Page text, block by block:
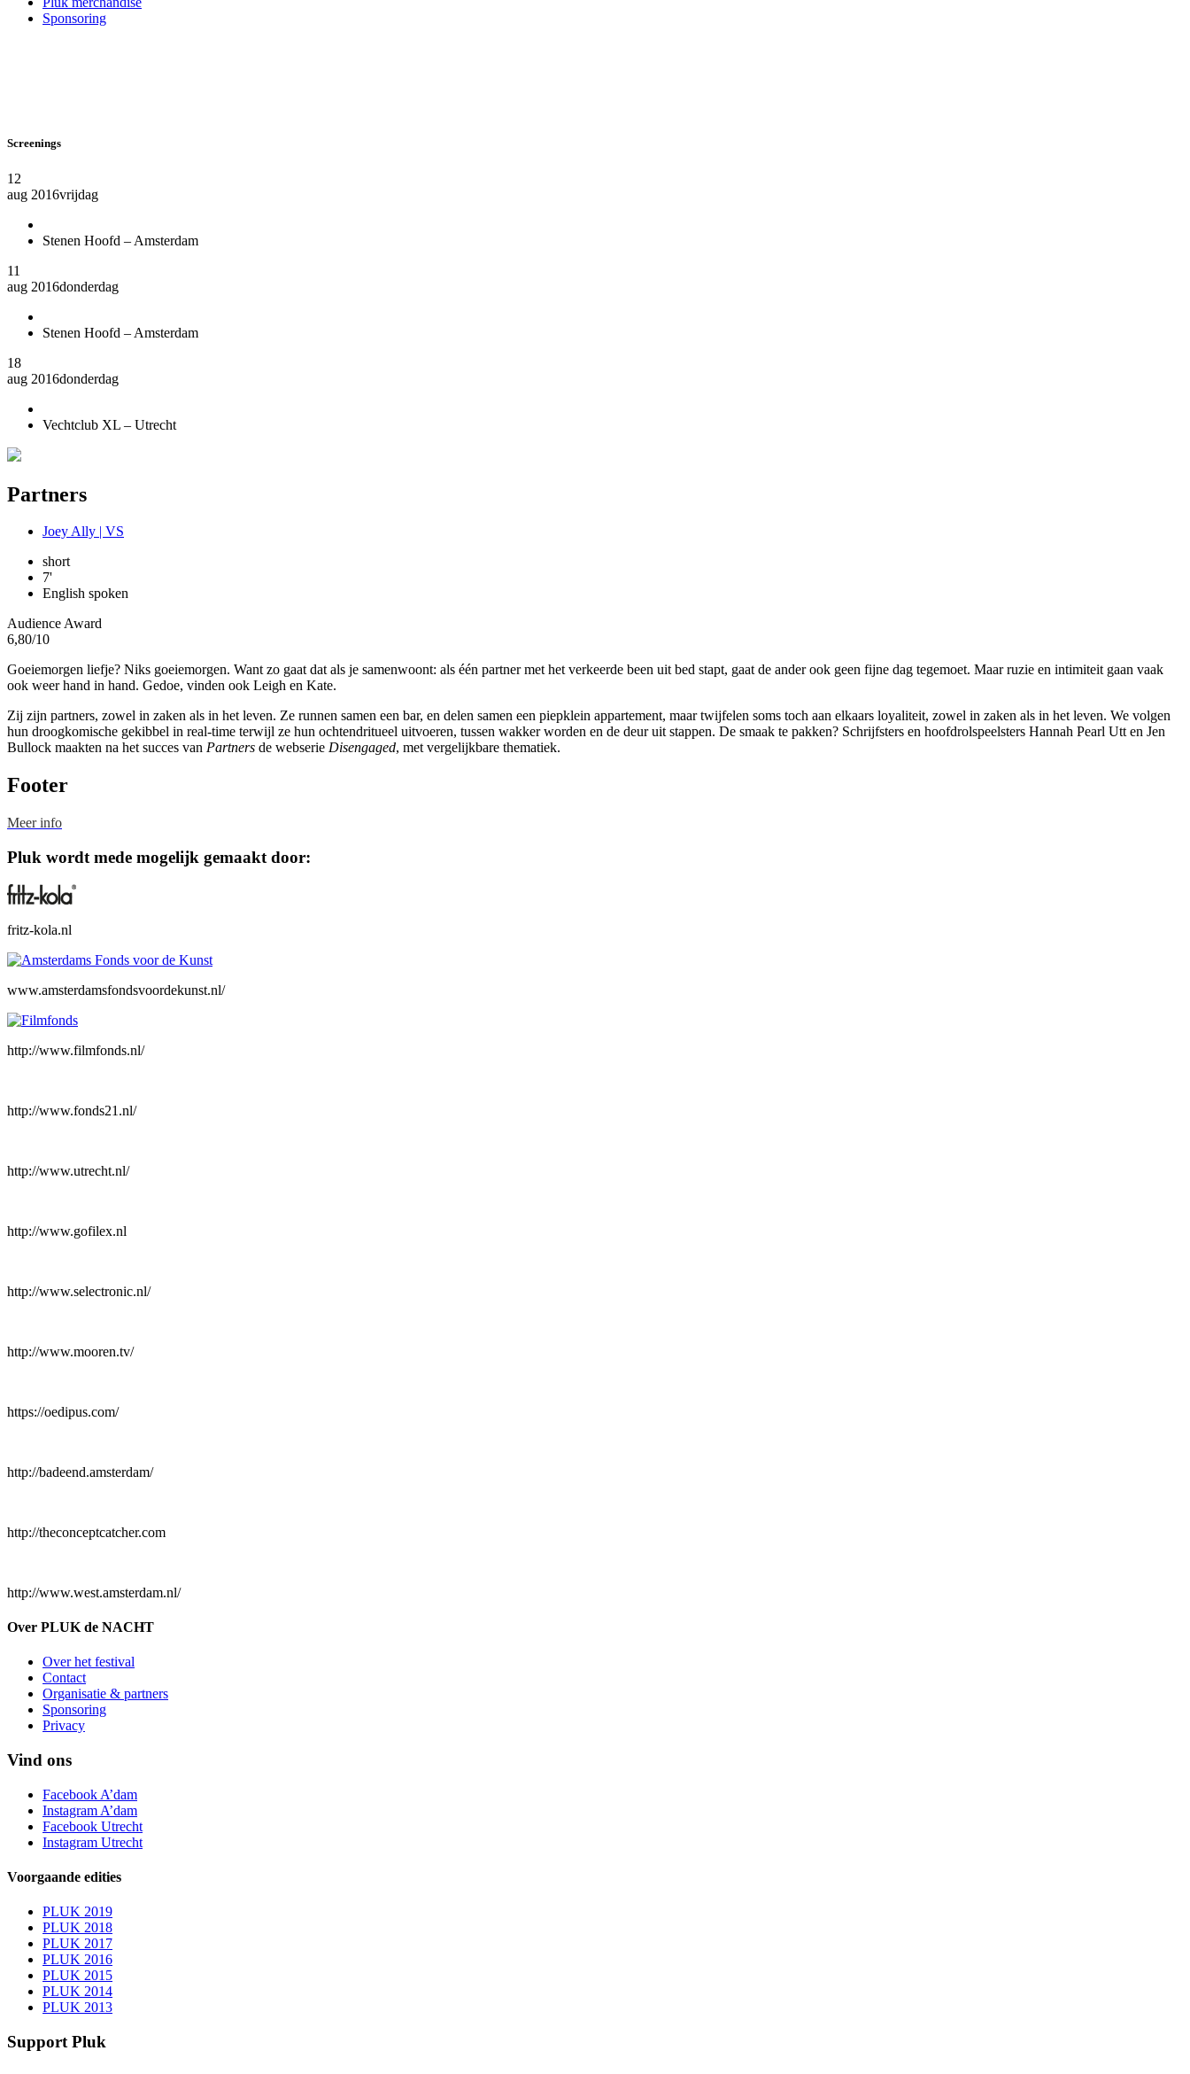
Sponsoring
Screenings
12
aug 2016vrijdag
Stenen Hoofd – Amsterdam
11
aug 2016donderdag
Stenen Hoofd – Amsterdam
18
aug 2016donderdag
Vechtclub XL – Utrecht
Partners
Joey Ally | VS
short
7'
English spoken
Audience Award
6,80/10
Goeiemorgen liefje? Niks goeiemorgen. Want zo gaat dat als je samenwoont: als één partner met het verkeerde been uit bed stapt, gaat de ander ook geen fijne dag tegemoet. Maar ruzie en intimiteit gaan vaak
ook weer hand in hand. Gedoe, vinden ook Leigh en Kate.
Zij zijn partners, zowel in zaken als in het leven. Ze runnen samen een bar, en delen samen een piepklein appartement, maar twijfelen soms toch aan elkaars loyaliteit, zowel in zaken als in het leven. We volgen
hun droogkomische gekibbel in real-time terwijl ze hun ochtendritueel uitvoeren, tussen wakker worden en de deur uit stappen. De smaak te pakken? Schrijfsters en hoofdrolspeelsters Hannah Pearl Utt en Jen
Bullock maakten na het succes van Partners de webserie Disengaged, met vergelijkbare thematiek.
Footer
Meer info
Pluk wordt mede mogelijk gemaakt door:
fritz-kola.nl
www.amsterdamsfondsvoordekunst.nl/
http://www.filmfonds.nl/
http://www.fonds21.nl/
http://www.utrecht.nl/
http://www.gofilex.nl
http://www.selectronic.nl/
http://www.mooren.tv/
https://oedipus.com/
http://badeend.amsterdam/
http://theconceptcatcher.com
http://www.west.amsterdam.nl/
Over PLUK de NACHT
Over het festival
Contact
Organisatie & partners
Sponsoring
Privacy
Vind ons
Facebook A’dam
Instagram A’dam
Facebook Utrecht
Instagram Utrecht
Voorgaande edities
PLUK 2019
PLUK 2018
PLUK 2017
PLUK 2016
PLUK 2015
PLUK 2014
PLUK 2013
Support Pluk